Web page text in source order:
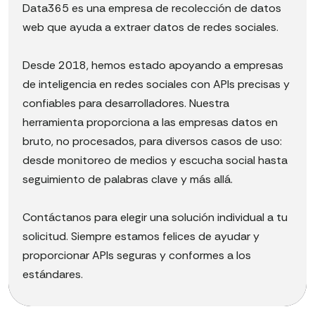
Data365 es una empresa de recolección de datos
web que ayuda a extraer datos de redes sociales.
Desde 2018, hemos estado apoyando a empresas
de inteligencia en redes sociales con APIs precisas y
confiables para desarrolladores. Nuestra
herramienta proporciona a las empresas datos en
bruto, no procesados, para diversos casos de uso:
desde monitoreo de medios y escucha social hasta
seguimiento de palabras clave y más allá.
Contáctanos para elegir una solución individual a tu
solicitud. Siempre estamos felices de ayudar y
proporcionar APIs seguras y conformes a los
estándares.